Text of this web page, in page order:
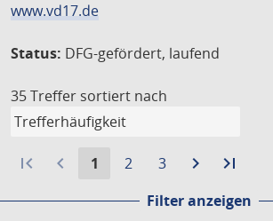
www.vd17.de
Status: DFG-gefördert, laufend
35 Treffer sortiert nach
first_page navigate_before
Aktuelle
1
Gehe
Seite
2
Gehe
Seite
3 navigate_next
Zur
Seite
last_page
Seite
Filter anzeigen